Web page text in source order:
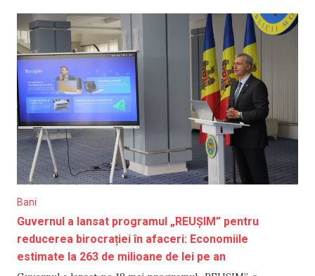
devenit
Bani
Guvernul a lansat programul „REUȘIM” pentru
reducerea birocrației în afaceri: Economiile
estimate la 263 de milioane de lei pe an